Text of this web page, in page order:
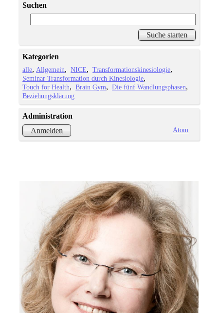
Suchen
Kategorien
alle Allgemein NICE
Transformationskinesiologie
Seminar Transformation durch Kinesiologie
Touch for Health
Brain Gym
Die fünf Wandlungsphasen
Beziehungsklärung
Administration
Anmelden
Atom